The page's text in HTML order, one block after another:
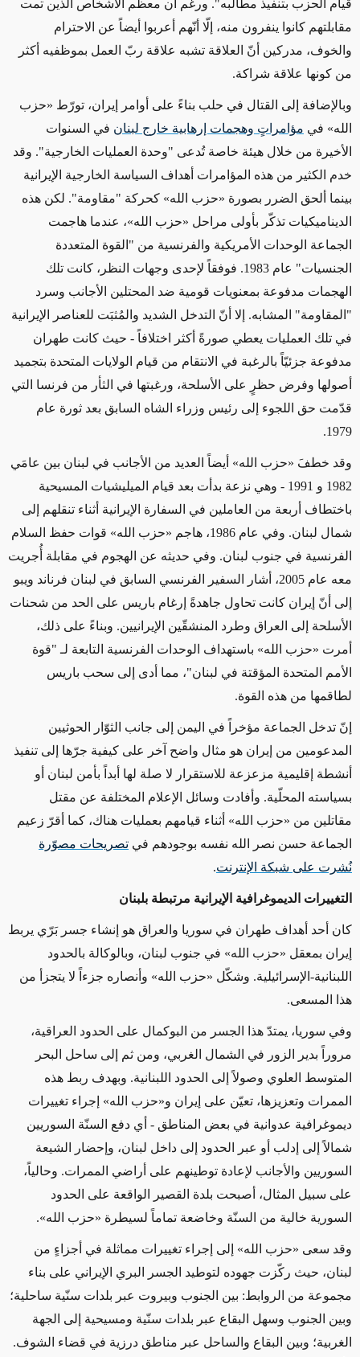
قيام الحزب بتنفيذ مطالبه". ورغم أن معظم الأشخاص الذين تمت
مقابلتهم كانوا ينفرون منه، إلّا أنّهم أعربوا أيضاً عن الاحترام
والخوف، مدركين أنّ العلاقة تشبه علاقة ربّ العمل بموظفيه أكثر
من كونها علاقة شراكة.
وبالإضافة إلى القتال في حلب بناءً على أوامر إيران، تورّط «حزب
الله» في مؤامراتٍ وهجمات إرهابية خارج لبنان في السنوات
الأخيرة من خلال هيئة خاصة تُدعى "وحدة العمليات الخارجية". وقد
خدم الكثير من هذه المؤامرات أهداف السياسة الخارجية الإيرانية
بينما ألحق الضرر بصورة «حزب الله» كحركة "مقاومة". لكن هذه
الديناميكيات تذكّر بأولى مراحل «حزب الله»، عندما هاجمت
الجماعة الوحدات الأمريكية والفرنسية من "القوة المتعددة
الجنسيات" عام 1983. فوفقاً لإحدى وجهات النظر، كانت تلك
الهجمات مدفوعة بمعنويات قومية ضد المحتلين الأجانب وسرد
"المقاومة" المشابه. إلا أنّ التدخل الشديد والمُثبَت للعناصر الإيرانية
في تلك العمليات يعطي صورةً أكثر اختلافاً - حيث كانت طهران
مدفوعة جزئيّاً بالرغبة في الانتقام من قيام الولايات المتحدة بتجميد
أصولها وفرض حظرٍ على الأسلحة، ورغبتها في الثأر من فرنسا التي
قدّمت حق اللجوء إلى رئيس وزراء الشاه السابق بعد ثورة عام
1979.
وقد خطفَ «حزب الله» أيضاً العديد من الأجانب في لبنان بين عامَي
1982 و 1991 - وهي نزعة بدأت بعد قيام الميليشيات المسيحية
باختطاف أربعة من العاملين في السفارة الإيرانية أثناء تنقلهم إلى
شمال لبنان. وفي عام 1986، هاجم «حزب الله» قوات حفظ السلام
الفرنسية في جنوب لبنان. وفي حديثه عن الهجوم في مقابلة أُجريت
معه عام 2005، أشار السفير الفرنسي السابق في لبنان فرناند ويبو
إلى أنّ إيران كانت تحاول جاهدةً إرغام باريس على الحد من شحنات
الأسلحة إلى العراق وطرد المنشقّين الإيرانيين. وبناءً على ذلك،
أمرت «حزب الله» باستهداف الوحدات الفرنسية التابعة لـ "قوة
الأمم المتحدة المؤقتة في لبنان"، مما أدى إلى سحب باريس
لطاقمها من هذه القوة.
إنّ تدخل الجماعة مؤخراً في اليمن إلى جانب الثوّار الحوثيين
المدعومين من إيران هو مثال واضح آخر على كيفية جرّها إلى تنفيذ
أنشطة إقليمية مزعزعة للاستقرار لا صلة لها أبداً بأمن لبنان أو
بسياسته المحلّية. وأفادت وسائل الإعلام المختلفة عن مقتل
مقاتلين من «حزب الله» أثناء قيامهم بعمليات هناك، كما أقرّ زعيم
الجماعة حسن نصر الله نفسه بوجودهم في تصريحات مصوّرة
نُشرت على شبكة الإنترنت.
التغييرات الديموغرافية الإيرانية مرتبطة بلبنان
كان أحد أهداف طهران في سوريا والعراق هو إنشاء جسر بَرّي يربط
إيران بمعقل «حزب الله» في جنوب لبنان، وبالوكالة بالحدود
اللبنانية-الإسرائيلية. وشكّل «حزب الله» وأنصاره جزءاً لا يتجزأ من
هذا المسعى.
وفي سوريا، يمتدّ هذا الجسر من البوكمال على الحدود العراقية،
مروراً بدير الزور في الشمال الغربي، ومن ثم إلى ساحل البحر
المتوسط العلوي وصولاً إلى الحدود اللبنانية. وبهدف ربط هذه
الممرات وتعزيزها، تعيّن على إيران و«حزب الله» إجراء تغييرات
ديموغرافية عدوانية في بعض المناطق - أي دفع السنّة السوريين
شمالاً إلى إدلب أو عبر الحدود إلى داخل لبنان، وإحضار الشيعة
السوريين والأجانب لإعادة توطينهم على أراضي الممرات. وحالياً،
على سبيل المثال، أصبحت بلدة القصير الواقعة على الحدود
السورية خالية من السنّة وخاضعة تماماً لسيطرة «حزب الله».
وقد سعى «حزب الله» إلى إجراء تغييرات مماثلة في أجزاءٍ من
لبنان، حيث ركّزت جهوده لتوطيد الجسر البري الإيراني على بناء
مجموعة من الروابط: بين الجنوب وبيروت عبر بلدات سنّية ساحلية؛
وبين الجنوب وسهل البقاع عبر بلدات سنّية ومسيحية إلى الجهة
الغربية؛ وبين البقاع والساحل عبر مناطق درزية في قضاء الشوف.